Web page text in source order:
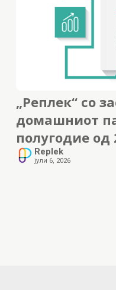
„Реплек“ со
домашниот
полугодие од
Replek
јули 6, 2026